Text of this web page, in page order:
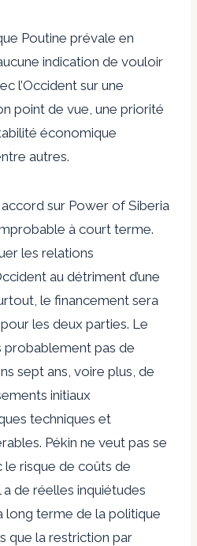
Poutine prévale en
indication de vouloir
l’Occident sur une
point de vue, une priorité
économique
autres.
sur Power of Siberia
à court terme.
les relations
au détriment d’une
le financement sera
les deux parties. Le
probablement pas de
sept ans, voire plus, de
initiaux
techniques et
Pékin ne veut pas se
risque de coûts de
a de réelles inquiétudes
long terme de la politique
que la restriction par